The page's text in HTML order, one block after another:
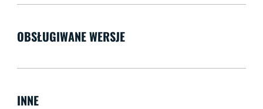
OBSŁUGIWANE WERSJE
INNE